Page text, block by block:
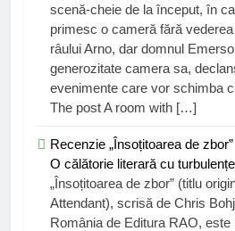
scenă-cheie de la început, în
primesc o cameră fără
râului Arno, dar domnul
generozitate camera sa,
evenimente care vor schimba
The post A room with […]
Recenzie „Însoțitoarea de
O călătorie literară cu
„Însoțitoarea de zbor” (titlu
Attendant), scrisă de Chris
România de Editura RAO, este